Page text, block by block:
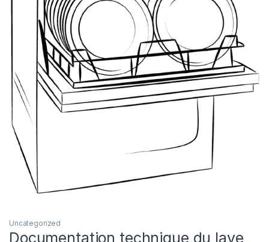
Uncategorized
Documentation technique du lave